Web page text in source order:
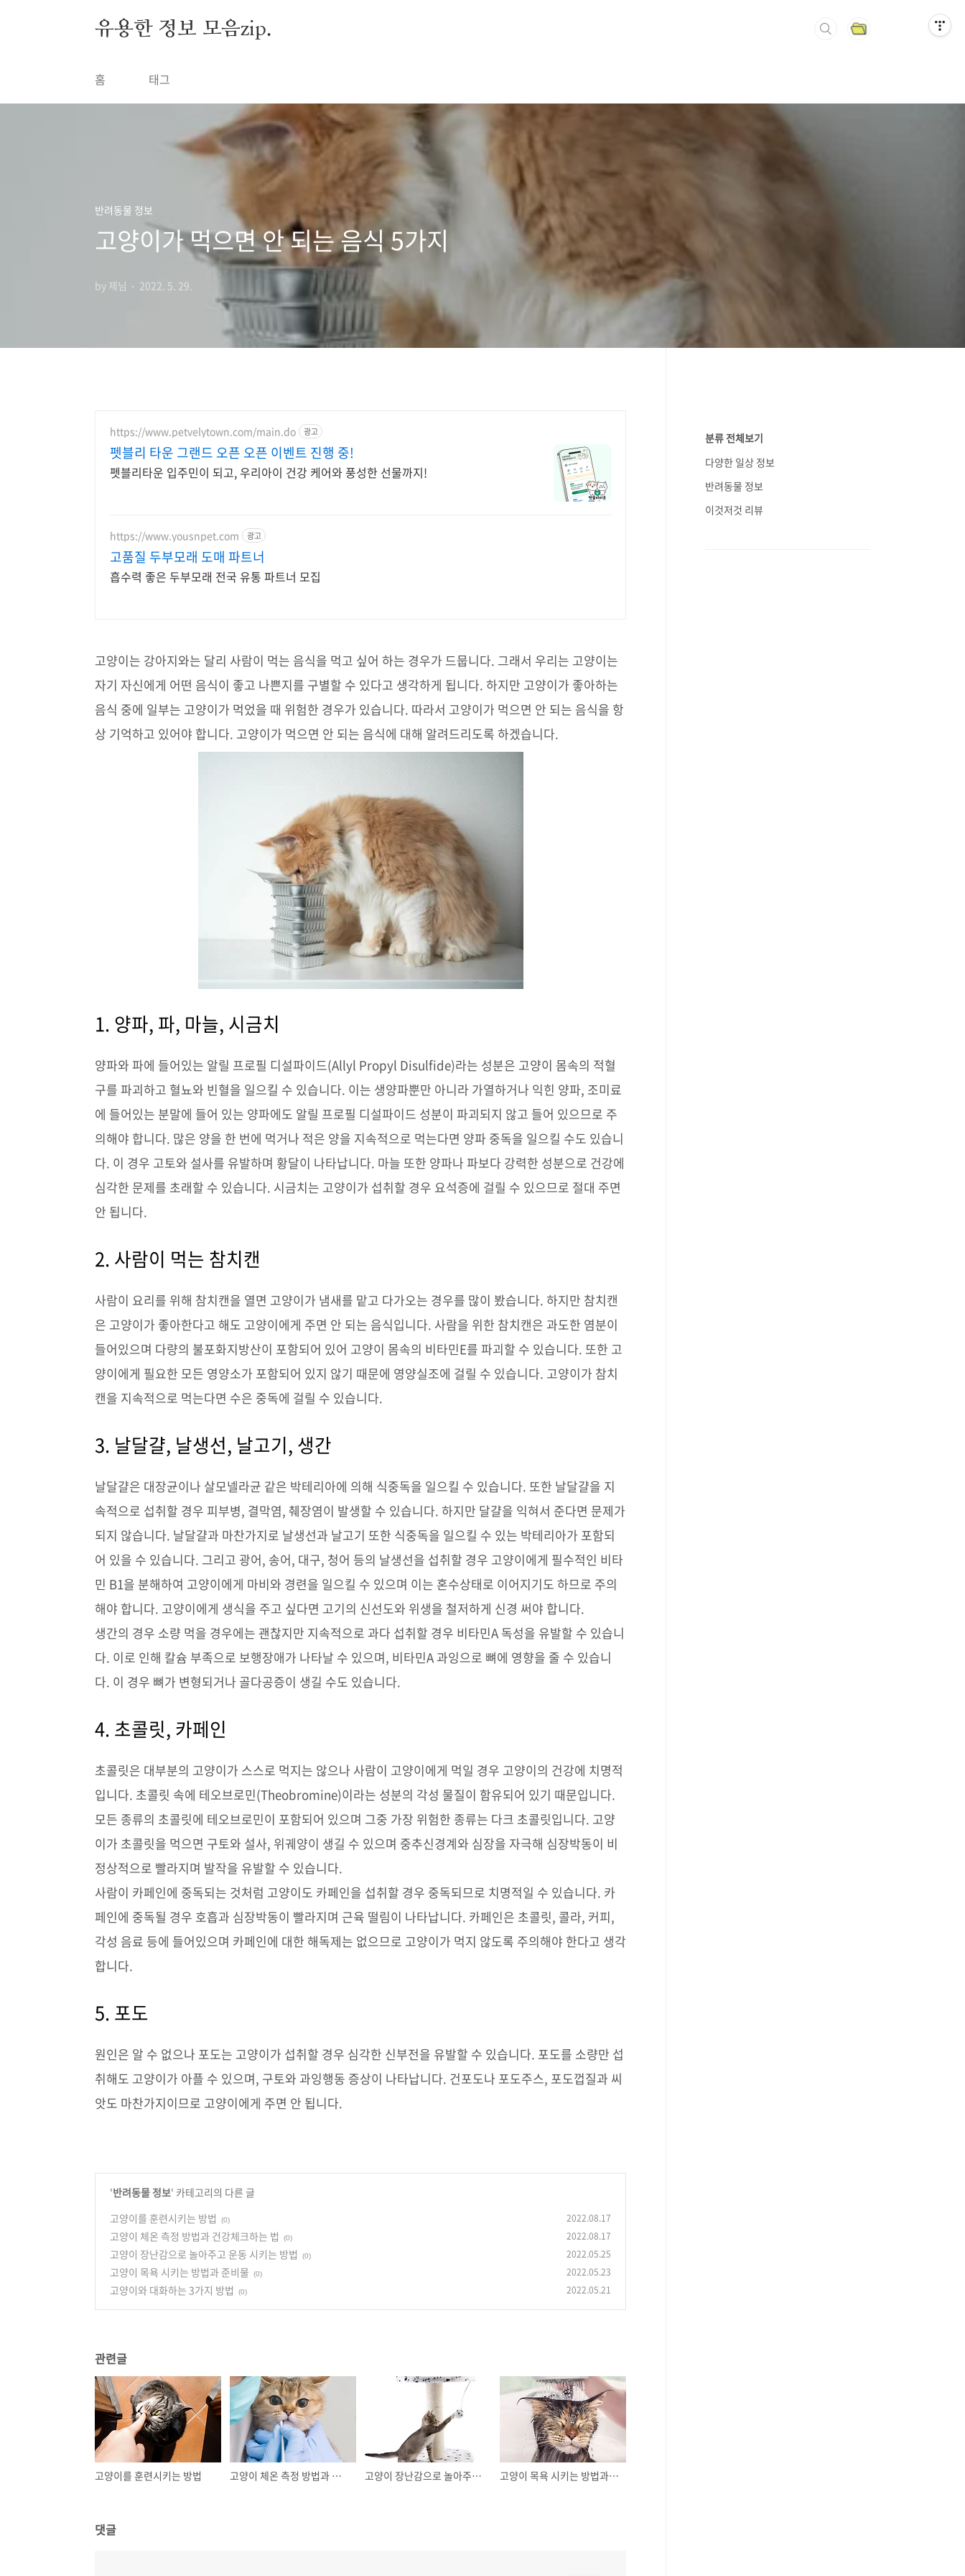
유용한 정보 모음zip.
홈 태그
반려동물 정보
고양이가 먹으면 안 되는 음식 5가지
by 제님 2022. 5. 29.
https://www.petvelytown.com/main.do 광고
펫블리 타운 그랜드 오픈 오픈 이벤트 진행 중!
펫블리타운 입주민이 되고, 우리아이 건강 케어와 풍성한 선물까지!
https://www.yousnpet.com 광고
고품질 두부모래 도매 파트너
흡수력 좋은 두부모래 전국 유통 파트너 모집
고양이는 강아지와는 달리 사람이 먹는 음식을 먹고 싶어 하는 경우가 드뭅니다. 그래서 우리는 고양이는
자기 자신에게 어떤 음식이 좋고 나쁜지를 구별할 수 있다고 생각하게 됩니다. 하지만 고양이가 좋아하는
음식 중에 일부는 고양이가 먹었을 때 위험한 경우가 있습니다. 따라서 고양이가 먹으면 안 되는 음식을 항
상 기억하고 있어야 합니다. 고양이가 먹으면 안 되는 음식에 대해 알려드리도록 하겠습니다.
1. 양파, 파, 마늘, 시금치
양파와 파에 들어있는 알릴 프로필 디설파이드(Allyl Propyl Disulfide)라는 성분은 고양이 몸속의 적혈
구를 파괴하고 혈뇨와 빈혈을 일으킬 수 있습니다. 이는 생양파뿐만 아니라 가열하거나 익힌 양파, 조미료
에 들어있는 분말에 들어 있는 양파에도 알릴 프로필 디설파이드 성분이 파괴되지 않고 들어 있으므로 주
의해야 합니다. 많은 양을 한 번에 먹거나 적은 양을 지속적으로 먹는다면 양파 중독을 일으킬 수도 있습니
다. 이 경우 고토와 설사를 유발하며 황달이 나타납니다. 마늘 또한 양파나 파보다 강력한 성분으로 건강에
심각한 문제를 초래할 수 있습니다. 시금치는 고양이가 섭취할 경우 요석증에 걸릴 수 있으므로 절대 주면
안 됩니다.
2. 사람이 먹는 참치캔
사람이 요리를 위해 참치캔을 열면 고양이가 냄새를 맡고 다가오는 경우를 많이 봤습니다. 하지만 참치캔
은 고양이가 좋아한다고 해도 고양이에게 주면 안 되는 음식입니다. 사람을 위한 참치캔은 과도한 염분이
들어있으며 다량의 불포화지방산이 포함되어 있어 고양이 몸속의 비타민E를 파괴할 수 있습니다. 또한 고
양이에게 필요한 모든 영양소가 포함되어 있지 않기 때문에 영양실조에 걸릴 수 있습니다. 고양이가 참치
캔을 지속적으로 먹는다면 수은 중독에 걸릴 수 있습니다.
3. 날달걀, 날생선, 날고기, 생간
날달걀은 대장균이나 살모넬라균 같은 박테리아에 의해 식중독을 일으킬 수 있습니다. 또한 날달걀을 지
속적으로 섭취할 경우 피부병, 결막염, 췌장염이 발생할 수 있습니다. 하지만 달걀을 익혀서 준다면 문제가
되지 않습니다. 날달걀과 마찬가지로 날생선과 날고기 또한 식중독을 일으킬 수 있는 박테리아가 포함되
어 있을 수 있습니다. 그리고 광어, 송어, 대구, 청어 등의 날생선을 섭취할 경우 고양이에게 필수적인 비타
민 B1을 분해하여 고양이에게 마비와 경련을 일으킬 수 있으며 이는 혼수상태로 이어지기도 하므로 주의
해야 합니다. 고양이에게 생식을 주고 싶다면 고기의 신선도와 위생을 철저하게 신경 써야 합니다.
생간의 경우 소량 먹을 경우에는 괜찮지만 지속적으로 과다 섭취할 경우 비타민A 독성을 유발할 수 있습니
다. 이로 인해 칼슘 부족으로 보행장애가 나타날 수 있으며, 비타민A 과잉으로 뼈에 영향을 줄 수 있습니
다. 이 경우 뼈가 변형되거나 골다공증이 생길 수도 있습니다.
4. 초콜릿, 카페인
초콜릿은 대부분의 고양이가 스스로 먹지는 않으나 사람이 고양이에게 먹일 경우 고양이의 건강에 치명적
입니다. 초콜릿 속에 테오브로민(Theobromine)이라는 성분의 각성 물질이 함유되어 있기 때문입니다.
모든 종류의 초콜릿에 테오브로민이 포함되어 있으며 그중 가장 위험한 종류는 다크 초콜릿입니다. 고양
이가 초콜릿을 먹으면 구토와 설사, 위궤양이 생길 수 있으며 중추신경계와 심장을 자극해 심장박동이 비
정상적으로 빨라지며 발작을 유발할 수 있습니다.
사람이 카페인에 중독되는 것처럼 고양이도 카페인을 섭취할 경우 중독되므로 치명적일 수 있습니다. 카
페인에 중독될 경우 호흡과 심장박동이 빨라지며 근육 떨림이 나타납니다. 카페인은 초콜릿, 콜라, 커피,
각성 음료 등에 들어있으며 카페인에 대한 해독제는 없으므로 고양이가 먹지 않도록 주의해야 한다고 생각
합니다.
5. 포도
원인은 알 수 없으나 포도는 고양이가 섭취할 경우 심각한 신부전을 유발할 수 있습니다. 포도를 소량만 섭
취해도 고양이가 아플 수 있으며, 구토와 과잉행동 증상이 나타납니다. 건포도나 포도주스, 포도껍질과 씨
앗도 마찬가지이므로 고양이에게 주면 안 됩니다.
'반려동물 정보' 카테고리의 다른 글
고양이를 훈련시키는 방법
(0) 2022.08.17
고양이 체온 측정 방법과 건강체크하는 법 (0) 2022.08.17
고양이 장난감으로 놀아주고 운동 시키는 방법 (0) 2022.05.25
고양이 목욕 시키는 방법과 준비물 (0) 2022.05.23
고양이와 대화하는 3가지 방법 (0) 2022.05.21
관련글
고양이를 훈련시키는 방법 고양이 체온 측정 방법과 건강체크하는 법 고양이 장난감으로 놀아주고 운동 시키는 방법 고양이 목욕 시키는 방법과 준비물
댓글
분류 전체보기
다양한 일상 정보
반려동물 정보
이것저것 리뷰